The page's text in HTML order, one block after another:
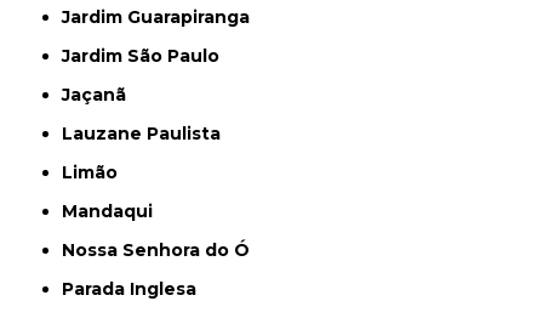
Jardim Guarapiranga
Jardim São Paulo
Jaçanã
Lauzane Paulista
Limão
Mandaqui
Nossa Senhora do Ó
Parada Inglesa